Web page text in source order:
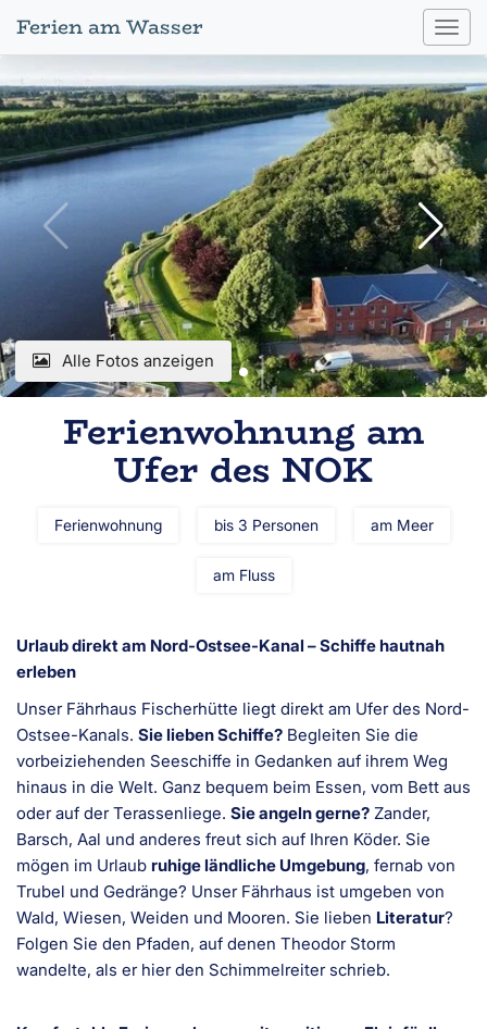
Ferien am Wasser
Alle Fotos anzeigen
Ferienwohnung am
Ufer des NOK
Ferienwohnung bis 3 Personen am Meer
am Fluss
Urlaub direkt am Nord-Ostsee-Kanal – Schiffe hautnah
erleben
Unser Fährhaus Fischerhütte liegt direkt am Ufer des Nord-
Ostsee-Kanals. Sie lieben Schiffe? Begleiten Sie die
vorbeiziehenden Seeschiffe in Gedanken auf ihrem Weg
hinaus in die Welt. Ganz bequem beim Essen, vom Bett aus
oder auf der Terassenliege. Sie angeln gerne? Zander,
Barsch, Aal und anderes freut sich auf Ihren Köder. Sie
mögen im Urlaub ruhige ländliche Umgebung, fernab von
Trubel und Gedränge? Unser Fährhaus ist umgeben von
Wald, Wiesen, Weiden und Mooren. Sie lieben Literatur?
Folgen Sie den Pfaden, auf denen Theodor Storm
wandelte, als er hier den Schimmelreiter schrieb.